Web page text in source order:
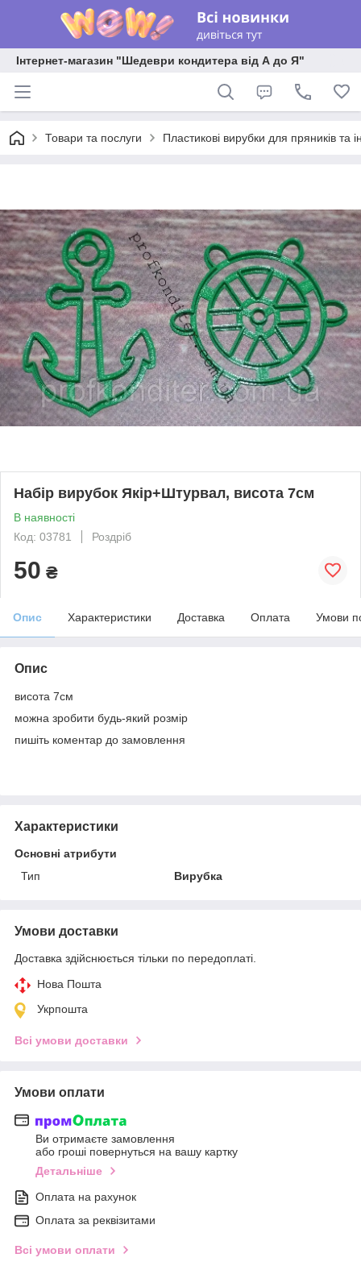
Інтернет-магазин "Шедеври кондитера від А до Я"
Товари та послуги Пластикові вирубки для пряників та
Набір вирубок Якір+Штурвал, висота 7см
В наявності
Код: 03781
Роздріб
50 ₴
Опис Характеристики Доставка Оплата Умови
Опис
висота 7см
можна зробити будь-який розмір
пишіть коментар до замовлення
Характеристики
Основні атрибути
Тип
Вирубка
Умови доставки
Доставка здійснюється тільки по передоплаті.
Нова Пошта
Укрпошта
Всі умови доставки
Умови оплати
Ви отримаєте замовлення
або гроші повернуться на вашу картку
Детальніше
Оплата на рахунок
Оплата за реквізитами
Всі умови оплати